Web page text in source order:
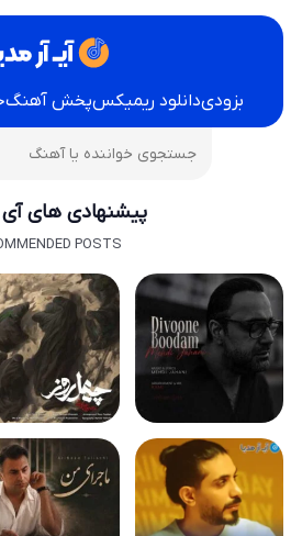
بزودیدانلود ریمیکسپخش آهنگ
پیشنهادی های آی
POSTS